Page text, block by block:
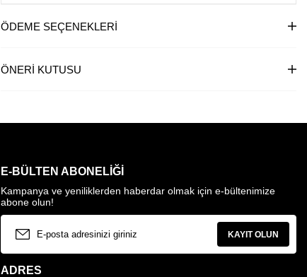
ÖDEME SEÇENEKLERI
ÖNERI KUTUSU
E-BÜLTEN ABONELIĞI
Kampanya ve yeniliklerden haberdar olmak için e-bültenimize
abone olun!
KAYIT OLUN
ADRES